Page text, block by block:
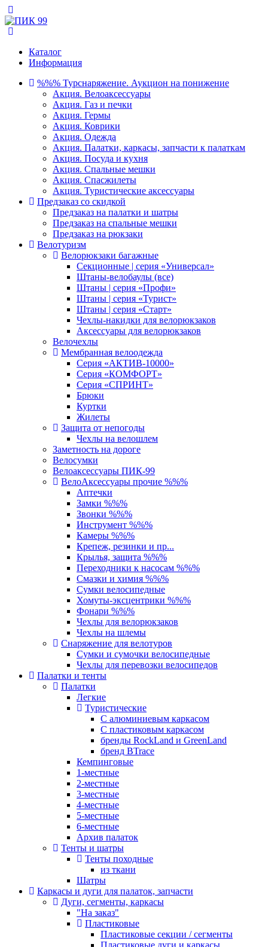
Каталог
Информация
%%% Турснаряжение. Аукцион на понижение
Акция. Велоаксессуары
Акция. Газ и печки
Акция. Гермы
Акция. Коврики
Акция. Одежда
Акция. Палатки, каркасы, запчасти к палаткам
Акция. Посуда и кухня
Акция. Спальные мешки
Акция. Спасжилеты
Акция. Туристические аксессуары
Предзаказ со скидкой
Предзаказ на палатки и шатры
Предзаказ на спальные мешки
Предзаказ на рюкзаки
Велотуризм
Велорюкзаки багажные
Секционные | серия «Универсал»
Штаны-велобаулы (все)
Штаны | серия «Профи»
Штаны | серия «Турист»
Штаны | серия «Старт»
Чехлы-накидки для велорюкзаков
Аксессуары для велорюкзаков
Велочехлы
Мембранная велоодежда
Серия «АКТИВ-10000»
Серия «КОМФОРТ»
Серия «СПРИНТ»
Брюки
Куртки
Жилеты
Защита от непогоды
Чехлы на велошлем
Заметность на дороге
Велосумки
Велоаксессуары ПИК-99
ВелоАксессуары прочие %%%
Аптечки
Замки %%%
Звонки %%%
Инструмент %%%
Камеры %%%
Крепеж, резинки и пр...
Крылья, защита %%%
Переходники к насосам %%%
Смазки и химия %%%
Сумки велосипедные
Хомуты-эксцентрики %%%
Фонари %%%
Чехлы для велорюкзаков
Чехлы на шлемы
Снаряжение для велотуров
Сумки и сумочки велосипедные
Чехлы для перевозки велосипедов
Палатки и тенты
Палатки
Легкие
Туристические
С алюминиевым каркасом
С пластиковым каркасом
бренды RockLand и GreenLand
бренд BTrace
Кемпинговые
1-местные
2-местные
3-местные
4-местные
5-местные
6-местные
Архив палаток
Тенты и шатры
Тенты походные
из ткани
Шатры
Каркасы и дуги для палаток, запчасти
Дуги, сегменты, каркасы
"На заказ"
Пластиковые
Пластиковые секции / сегменты
Пластиковые дуги и каркасы